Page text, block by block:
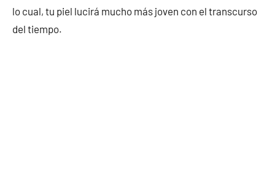
lo cual, tu piel lucirá mucho más joven con el transcurso
del tiempo.